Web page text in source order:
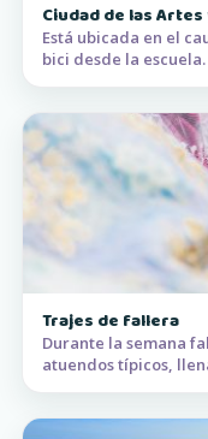
Ciudad de las
Está ubicada en el
bici desde la escuela.
Trajes de fallera
Durante la semana
atuendos típicos,